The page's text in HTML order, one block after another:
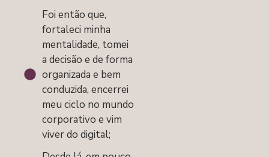
Foi então que,
fortaleci minha
mentalidade, tomei
a decisão e de forma
organizada e bem
conduzida, encerrei
meu ciclo no mundo
corporativo e vim
viver do digital;